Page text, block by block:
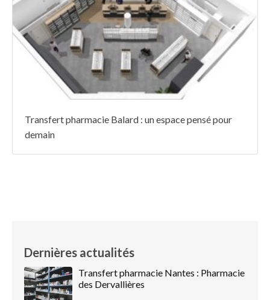
Transfert pharmacie Balard : un espace pensé pour
demain
Dernières actualités
Transfert pharmacie Nantes : Pharmacie
des Dervallières